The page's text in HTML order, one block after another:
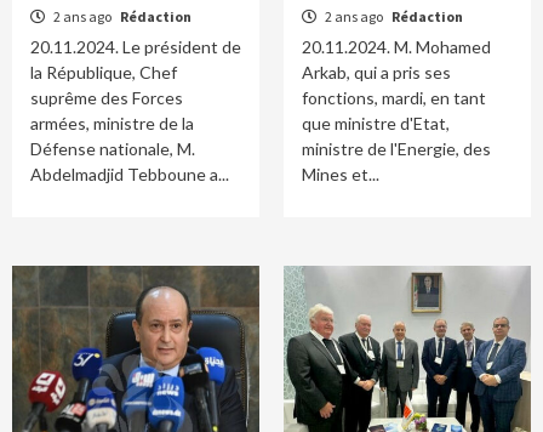
2 ans ago Rédaction
20.11.2024. Le président de
la République, Chef
suprême des Forces
armées, ministre de la
Défense nationale, M.
Abdelmadjid Tebboune a...
2 ans ago Rédaction
20.11.2024. M. Mohamed
Arkab, qui a pris ses
fonctions, mardi, en tant
que ministre d'Etat,
ministre de l'Energie, des
Mines et...